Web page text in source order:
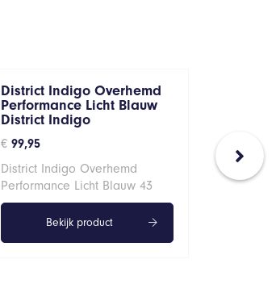
District Indigo Overhemd
Performance Licht Blauw
District Indigo
€ 99,95
District Indigo Overhemd
Performance Licht Blauw 43
Bekijk product